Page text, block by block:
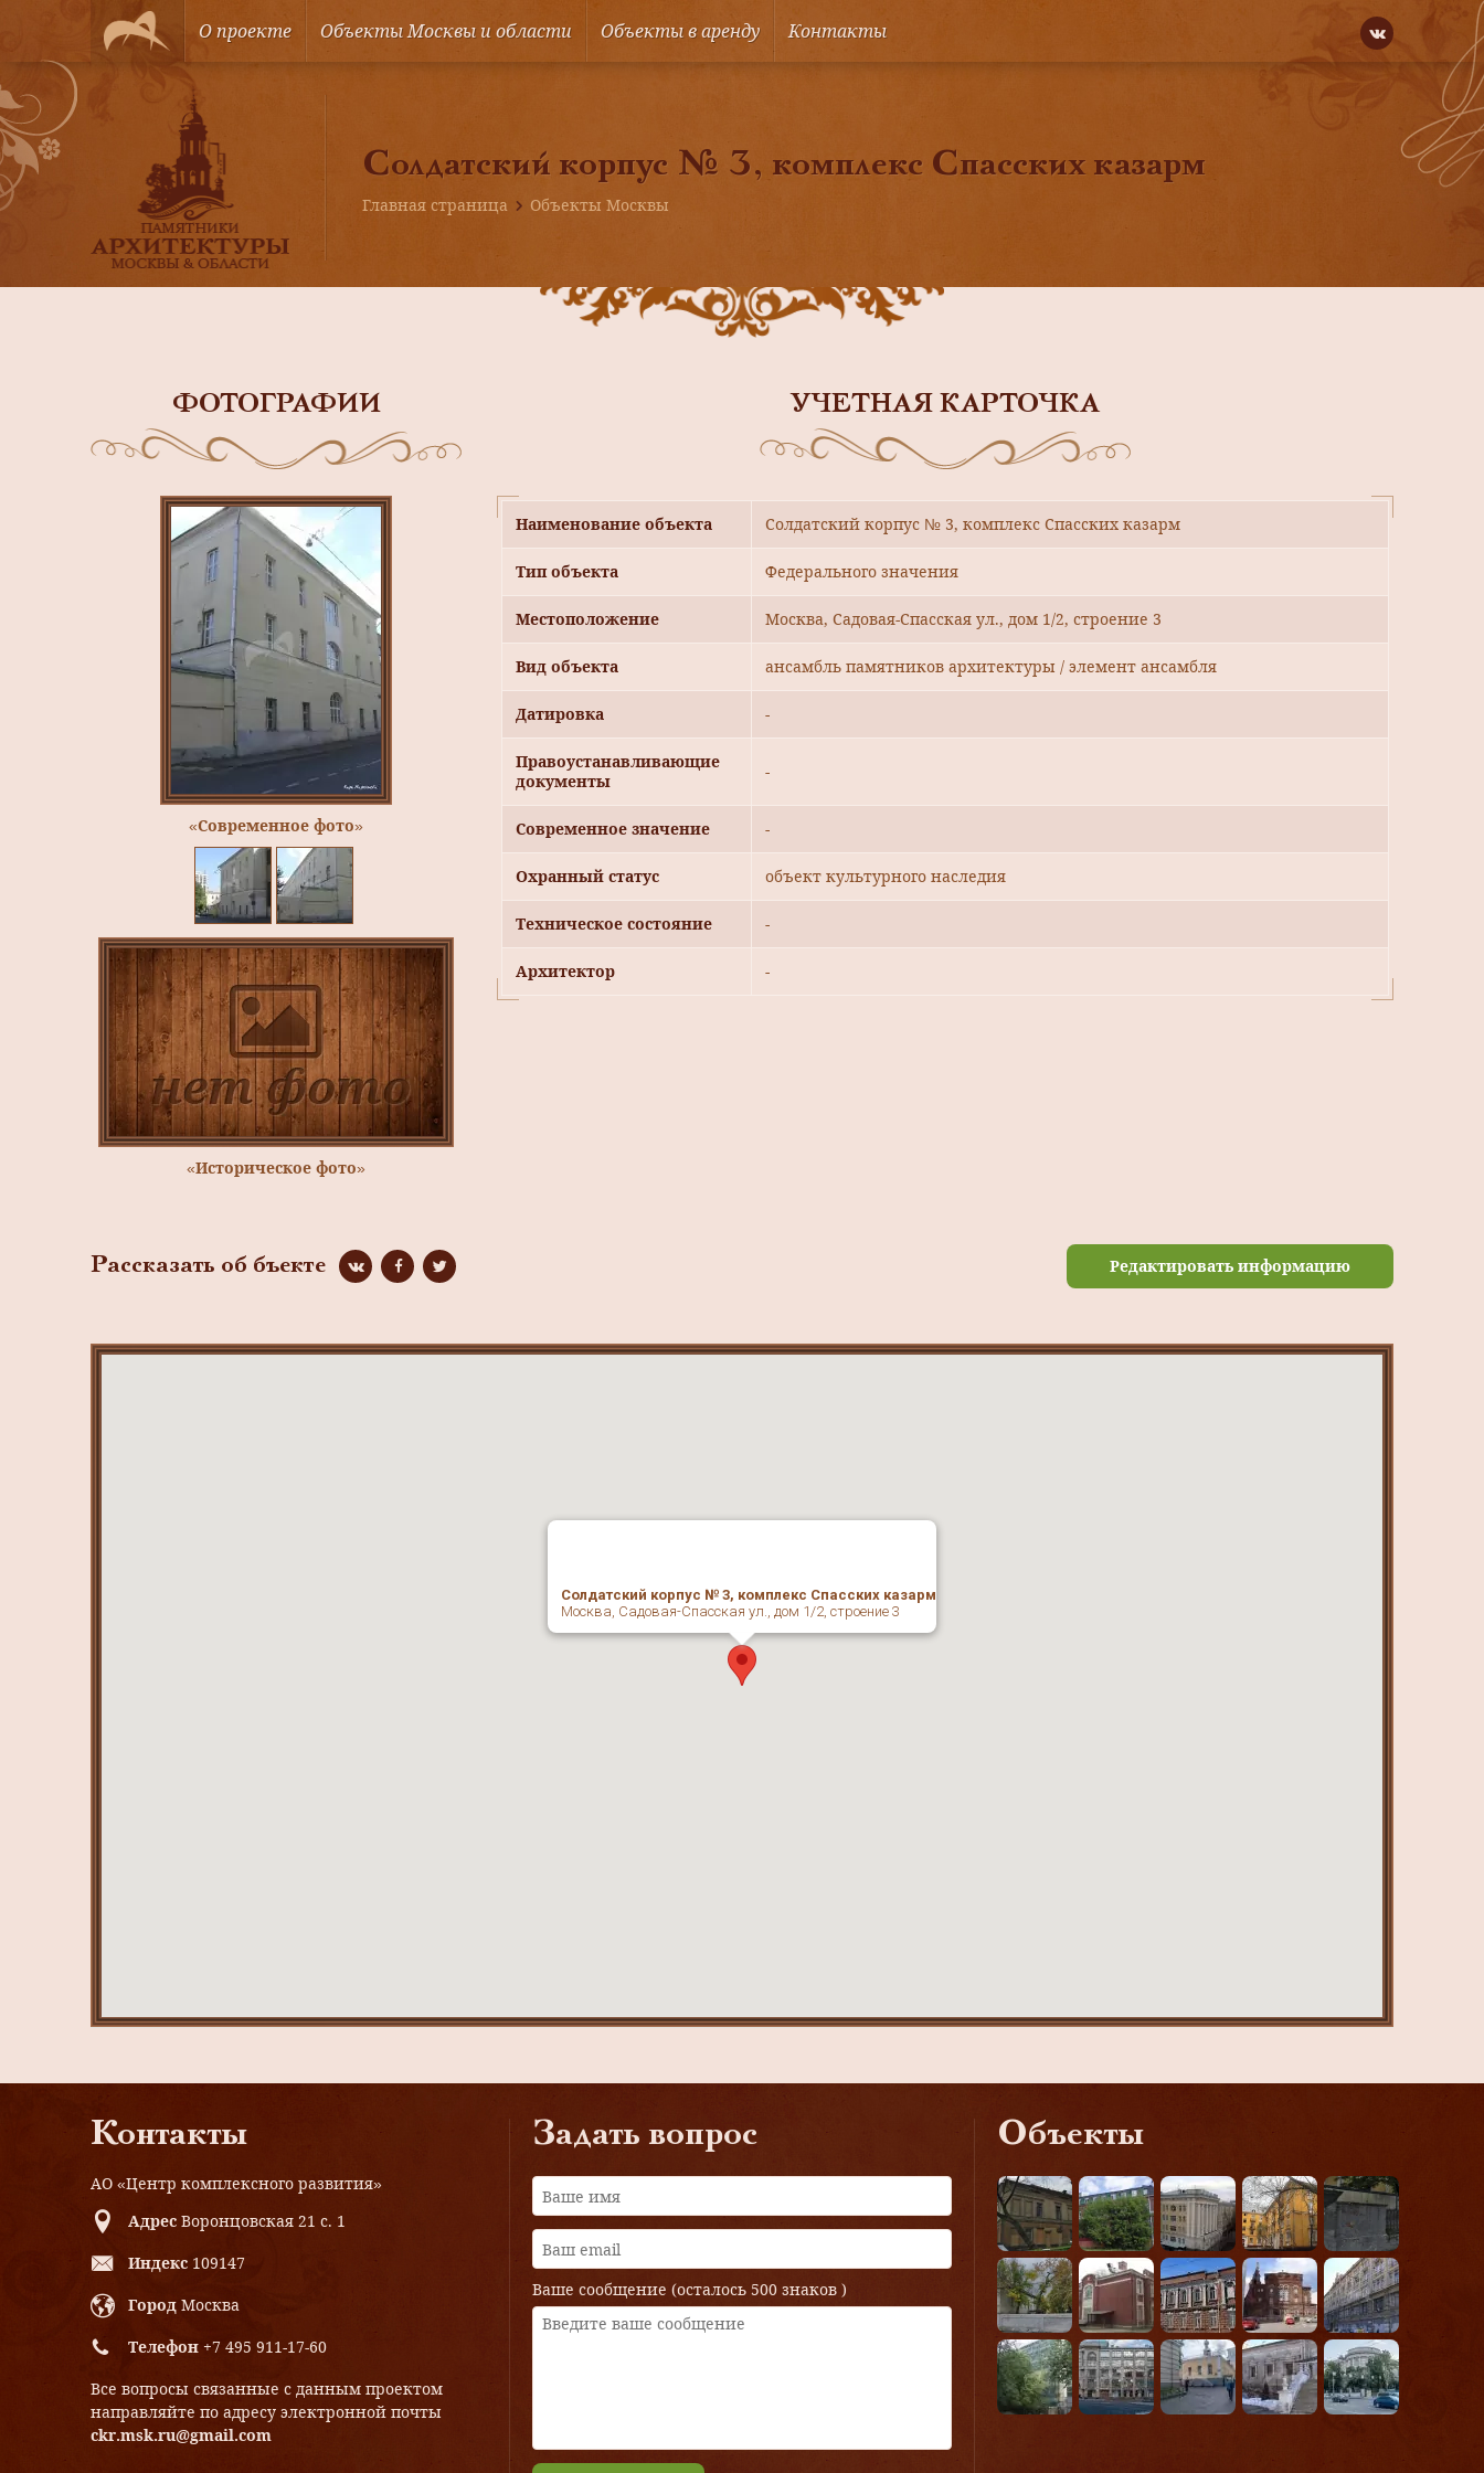
О проекте Объекты Москвы и области Объекты в аренду Контакты
Солдатский корпус № 3, комплекс Спасских казарм
Главная страница Объекты Москвы
ФОТОГРАФИИ
«Современное фото»
«Историческое фото»
УЧЕТНАЯ КАРТОЧКА
Наименование объекта Солдатский корпус № 3, комплекс Спасских казарм
Тип объекта Федерального значения
Местоположение Москва, Садовая-Спасская ул., дом 1/2, строение 3
Вид объекта ансамбль памятников архитектуры / элемент ансамбля
Датировка -
Правоустанавливающие
документы
-
Современное значение -
Охранный статус объект культурного наследия
Техническое состояние -
Архитектор -
Рассказать об бъекте Редактировать информацию
Солдатский корпус № 3, комплекс Спасских казарм
Москва, Садовая-Спасская ул., дом 1/2, строение 3
Контакты
АО «Центр комплексного развития»
Адрес Воронцовская 21 с. 1
Индекс 109147
Город Москва
Телефон +7 495 911-17-60
Все вопросы связанные с данным проектом
направляйте по адресу электронной почты
ckr.msk.ru@gmail.com
Задать вопрос
Ваше сообщение (осталось 500 знаков )
Объекты